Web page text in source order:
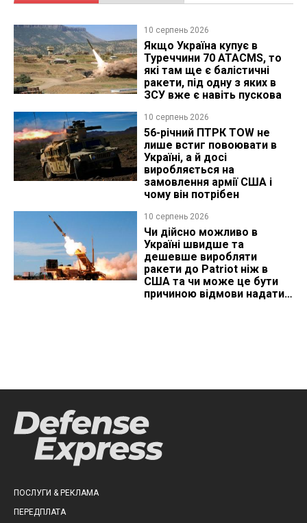
10 серпень 2026
Якщо Україна купує в
Туреччини 70 ATACMS, то
які там ще є балістичні
ракети, під одну з яких в
ЗСУ вже є навіть пускова
10 серпень 2026
56-річний ПТРК TOW не
лише встиг повоювати в
Україні, а й досі
виробляється на
замовлення армії США і
чому він потрібен
10 серпень 2026
Чи дійсно можливо в
Україні швидше та
дешевше виробляти
ракети до Patriot ніж в
США та чи може це бути
причиною відмови надати
ПОСЛУГИ & РЕКЛАМА
ПЕРЕДПЛАТА